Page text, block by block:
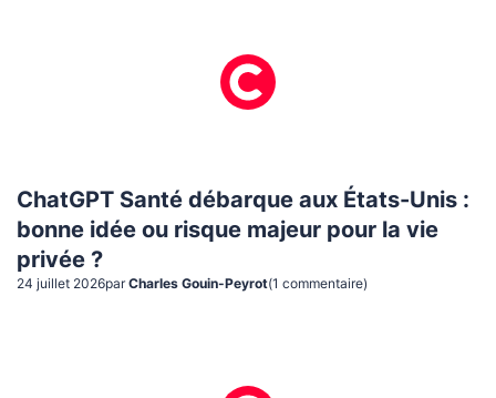
ChatGPT Santé débarque aux États-Unis :
bonne idée ou risque majeur pour la vie
privée ?
24 juillet 2026par Charles Gouin-Peyrot(1 commentaire)